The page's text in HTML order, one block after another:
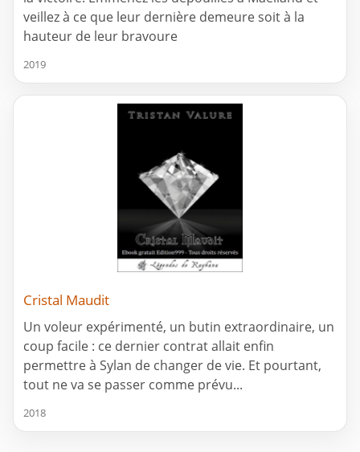
veillez à ce que leur dernière demeure soit à la
hauteur de leur bravoure
2019
Cristal Maudit
Un voleur expérimenté, un butin extraordinaire, un
coup facile : ce dernier contrat allait enfin
permettre à Sylan de changer de vie. Et pourtant,
tout ne va se passer comme prévu...
2018